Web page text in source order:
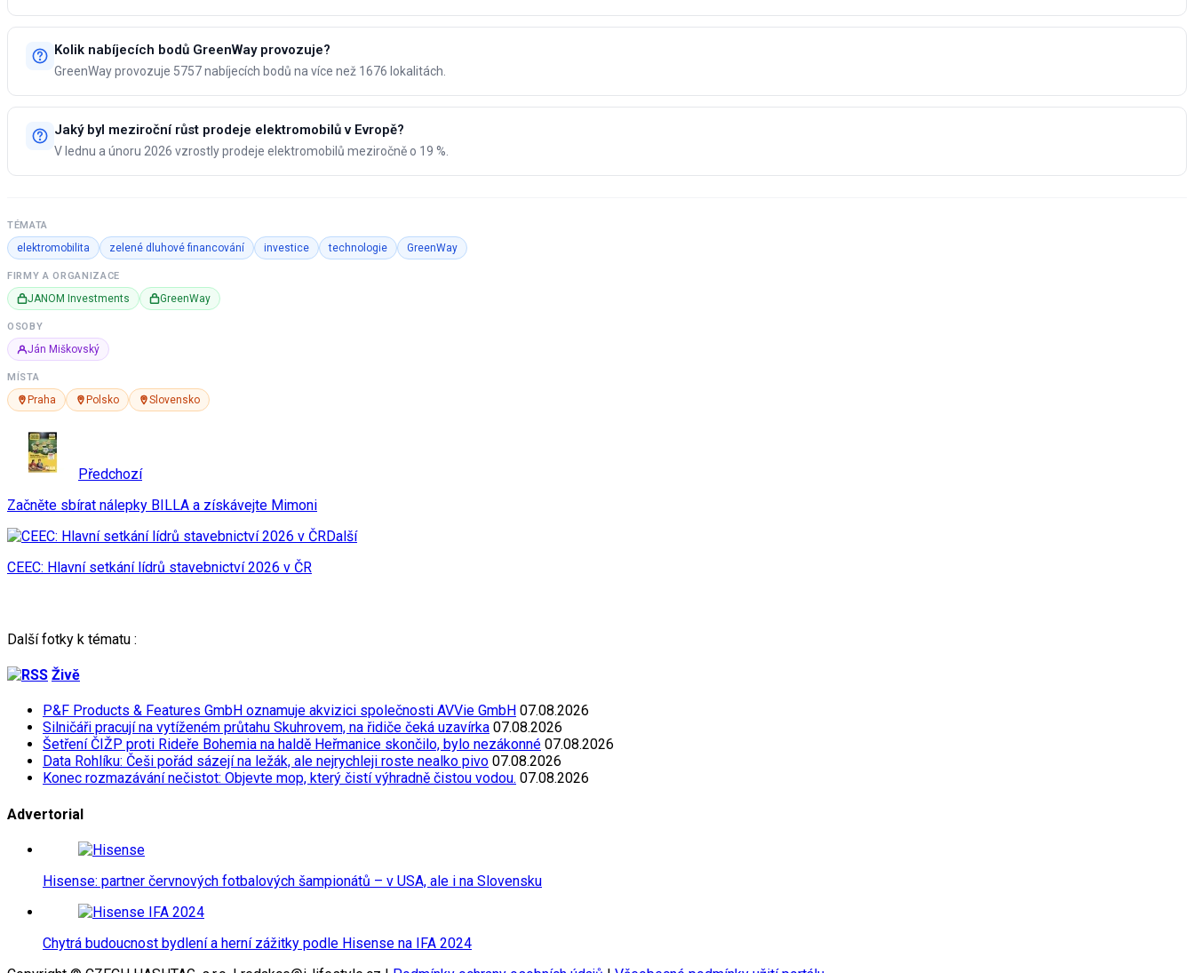
Kolik nabíjecích bodů GreenWay provozuje?
GreenWay provozuje 5757 nabíjecích bodů na více než 1676 lokalitách.
Jaký byl meziroční růst prodeje elektromobilů v Evropě?
V lednu a únoru 2026 vzrostly prodeje elektromobilů meziročně o 19 %.
TÉMATA
elektromobilita zelené dluhové financování investice technologie GreenWay
FIRMY A ORGANIZACE
JANOM Investments GreenWay
OSOBY
Ján Miškovský
MÍSTA
Praha Polsko Slovensko
Předchozí
Začněte sbírat nálepky BILLA a získávejte Mimoni
Další
CEEC: Hlavní setkání lídrů stavebnictví 2026 v ČR
Další fotky k tématu :
Živě
P&F Products & Features GmbH oznamuje akvizici společnosti AVVie GmbH 07.08.2026
Silničáři pracují na vytíženém průtahu Skuhrovem, na řidiče čeká uzavírka 07.08.2026
Šetření ČIŽP proti Rideře Bohemia na haldě Heřmanice skončilo, bylo nezákonné 07.08.2026
Data Rohlíku: Češi pořád sázejí na ležák, ale nejrychleji roste nealko pivo 07.08.2026
Konec rozmazávání nečistot: Objevte mop, který čistí výhradně čistou vodou. 07.08.2026
Advertorial
Hisense: partner červnových fotbalových šampionátů – v USA, ale i na Slovensku
Chytrá budoucnost bydlení a herní zážitky podle Hisense na IFA 2024